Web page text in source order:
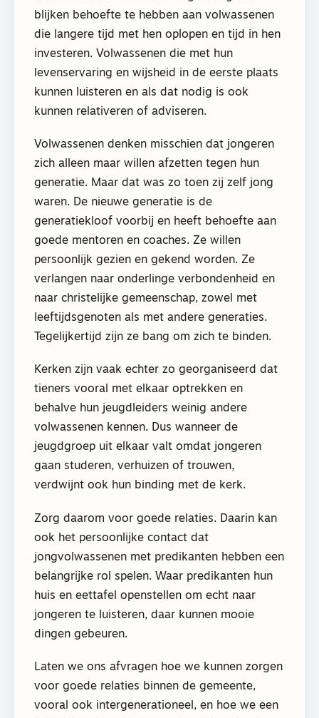
blijken behoefte te hebben aan volwassenen
die langere tijd met hen oplopen en tijd in hen
investeren. Volwassenen die met hun
levenservaring en wijsheid in de eerste plaats
kunnen luisteren en als dat nodig is ook
kunnen relativeren of adviseren.
Volwassenen denken misschien dat jongeren
zich alleen maar willen afzetten tegen hun
generatie. Maar dat was zo toen zij zelf jong
waren. De nieuwe generatie is de
generatiekloof voorbij en heeft behoefte aan
goede mentoren en coaches. Ze willen
persoonlijk gezien en gekend worden. Ze
verlangen naar onderlinge verbondenheid en
naar christelijke gemeenschap, zowel met
leeftijdsgenoten als met andere generaties.
Tegelijkertijd zijn ze bang om zich te binden.
Kerken zijn vaak echter zo georganiseerd dat
tieners vooral met elkaar optrekken en
behalve hun jeugdleiders weinig andere
volwassenen kennen. Dus wanneer de
jeugdgroep uit elkaar valt omdat jongeren
gaan studeren, verhuizen of trouwen,
verdwijnt ook hun binding met de kerk.
Zorg daarom voor goede relaties. Daarin kan
ook het persoonlijke contact dat
jongvolwassenen met predikanten hebben een
belangrijke rol spelen. Waar predikanten hun
huis en eettafel openstellen om echt naar
jongeren te luisteren, daar kunnen mooie
dingen gebeuren.
Laten we ons afvragen hoe we kunnen zorgen
voor goede relaties binnen de gemeente,
vooral ook intergenerationeel, en hoe we een